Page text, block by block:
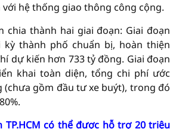
hệ thống giao thông công cộng.
chia thành hai giai đoạn: Giai đoạn
kỳ thành phố chuẩn bị, hoàn thiện
dự kiến hơn 733 tỷ đồng. Giai đoạn
khai toàn diện, tổng chi phí ước
(chưa gồm đầu tư xe buýt), trong đó
TP.HCM có thể được hỗ trợ 20 triệu